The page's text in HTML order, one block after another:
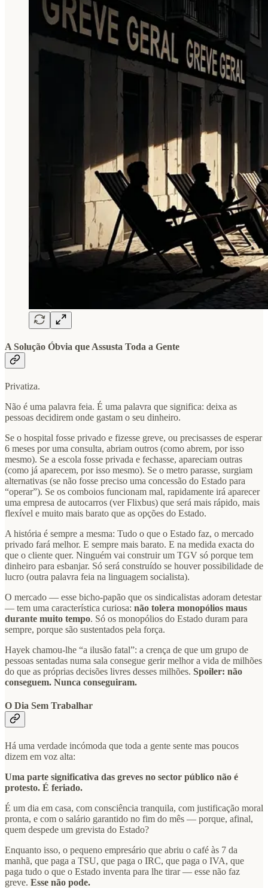
A Solução Óbvia que Assusta Toda a Gente
Privatiza.
Não é uma palavra feia. É uma palavra que significa: deixa as
pessoas decidirem onde gastam o seu dinheiro.
Se o hospital fosse privado e fizesse greve, ou precisasses de esperar
6 meses por uma consulta, abriam outros (como abrem, por isso
mesmo). Se a escola fosse privada e fechasse, apareciam outras
(como já aparecem, por isso mesmo). Se o metro parasse, surgiam
alternativas (se não fosse preciso uma concessão do Estado para
“operar”). Se os comboios funcionam mal, rapidamente irá aparecer
uma empresa de autocarros (ver Flixbus) que será mais rápido, mais
flexível e muito mais barato que as opções do Estado.
A história é sempre a mesma: Tudo o que o Estado faz, o mercado
privado fará melhor. E sempre mais barato. E na medida exacta do
que o cliente quer. Ninguém vai construir um TGV só porque tem
dinheiro para esbanjar. Só será construído se houver possibilidade de
lucro (outra palavra feia na linguagem socialista).
O mercado — esse bicho-papão que os sindicalistas adoram detestar
— tem uma característica curiosa: não tolera monopólios maus
durante muito tempo. Só os monopólios do Estado duram para
sempre, porque são sustentados pela força.
Hayek chamou-lhe “a ilusão fatal”: a crença de que um grupo de
pessoas sentadas numa sala consegue gerir melhor a vida de milhões
do que as próprias decisões livres desses milhões. Spoiler: não
conseguem. Nunca conseguiram.
O Dia Sem Trabalhar
Há uma verdade incómoda que toda a gente sente mas poucos
dizem em voz alta:
Uma parte significativa das greves no sector público não é
protesto. É feriado.
É um dia em casa, com consciência tranquila, com justificação moral
pronta, e com o salário garantido no fim do mês — porque, afinal,
quem despede um grevista do Estado?
Enquanto isso, o pequeno empresário que abriu o café às 7 da
manhã, que paga a TSU, que paga o IRC, que paga o IVA, que
paga tudo o que o Estado inventa para lhe tirar — esse não faz
greve. Esse não pode.